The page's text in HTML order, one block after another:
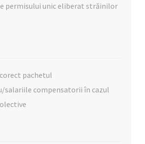
permisului unic eliberat străinilor
pachetul
salariile compensatorii în cazul